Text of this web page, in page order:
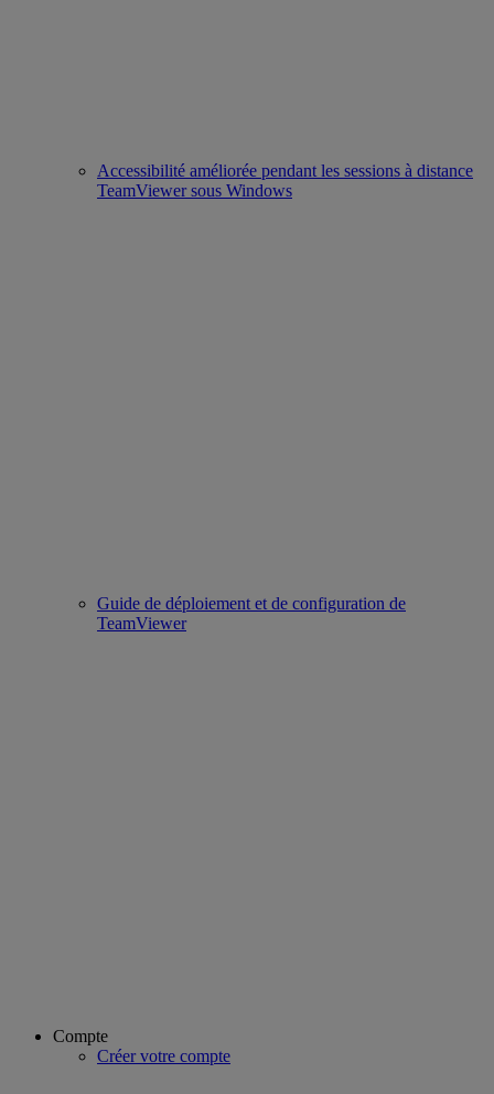
Accessibilité améliorée pendant les sessions à distance
TeamViewer sous Windows
Guide de déploiement et de configuration de
TeamViewer
Compte
Créer votre compte